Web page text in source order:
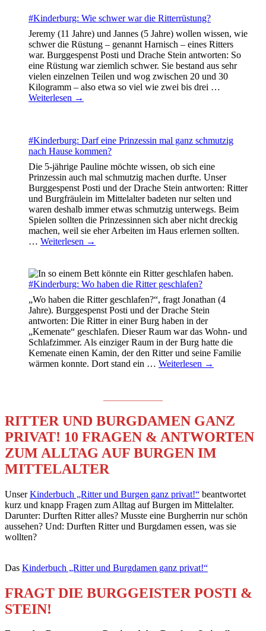
#Kinderburg: Wie schwer war die Ritterrüstung?
Jeremy (11 Jahre) und Jannes (5 Jahre) wollen wissen, wie
schwer die Rüstung – genannt Harnisch – eines Ritters
war. Burggespenst Posti und Drache Stein antworten: So
eine Rüstung war ziemlich schwer. Sie bestand aus sehr
vielen einzelnen Teilen und wog zwischen 20 und 30
Kilogramm – also etwa so viel wie zwei bis drei …
Weiterlesen →
#Kinderburg: Darf eine Prinzessin mal ganz schmutzig
nach Hause kommen?
Die 5-jährige Pauline möchte wissen, ob sich eine
Prinzessin auch mal schmutzig machen durfte. Unser
Burggespenst Posti und der Drache Stein antworten: Ritter
und Burgfräulein im Mittelalter badeten nur selten und
waren deshalb immer etwas schmutzig unterwegs. Beim
Spielen sollten die Prinzessinnen sich aber nicht dreckig
machen, weil sie eher Arbeiten im Haus erlernen sollten.
… Weiterlesen →
#Kinderburg: Wo haben die Ritter geschlafen?
„Wo haben die Ritter geschlafen?“, fragt Jonathan (4
Jahre). Burggespenst Posti und der Drache Stein
antworten: Die Ritter in einer Burg haben in der
„Kemenate“ geschlafen. Dieser Raum war das Wohn- und
Schlafzimmer. Als einziger Raum in der Burg hatte die
Kemenate einen Kamin, der den Ritter und seine Familie
wärmen konnte. Dort stand ein … Weiterlesen →
RITTER UND BURGDAMEN GANZ
PRIVAT! 10 FRAGEN & ANTWORTEN
ZUM ALLTAG AUF BURGEN IM
MITTELALTER
UnserKinderbuch „Ritter und Burgen ganz privat!“ beantwortet
kurz und knapp Fragen zum Alltag auf Burgen im Mittelalter.
Darunter: Durften Ritter alles? Musste eine Burgherrin nur schön
aussehen? Und: Durften Ritter und Burgdamen essen, was sie
wollten?
Das Kinderbuch „Ritter und Burgdamen ganz privat!“
FRAGT DIE BURGGEISTER POSTI &
STEIN!